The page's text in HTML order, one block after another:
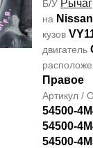
Б/У Рычаг
на
кузов
двигатель
Правое
Артикул /
54500-
54500-
54500-